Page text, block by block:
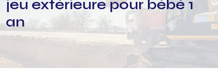
jeu extérieure pour bébé 1
an